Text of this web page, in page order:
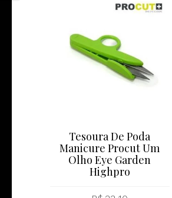
Tesoura De Poda
Manicure Procut Um
Olho Eye Garden
Highpro